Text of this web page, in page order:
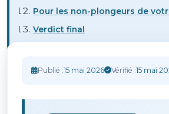
Publié :15 mai 2026 Vérifié :15 mai
Pour les non-plongeurs de
Verdict final